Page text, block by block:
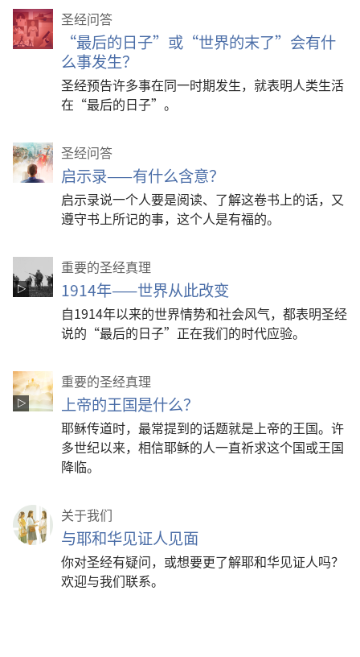
圣经问答
“最后的日子”或“世界的末了”会有什
么事发生？
圣经预告许多事在同一时期发生，就表明人类生活
在“最后的日子”。
圣经问答
启示录——有什么含意？
启示录说一个人要是阅读、了解这卷书上的话，又
遵守书上所记的事，这个人是有福的。
重要的圣经真理
1914年——世界从此改变
自1914年以来的世界情势和社会风气，都表明圣经
说的“最后的日子”正在我们的时代应验。
重要的圣经真理
上帝的王国是什么？
耶稣传道时，最常提到的话题就是上帝的王国。许
多世纪以来，相信耶稣的人一直祈求这个国或王国
降临。
关于我们
与耶和华见证人见面
你对圣经有疑问，或想要更了解耶和华见证人吗？
欢迎与我们联系。